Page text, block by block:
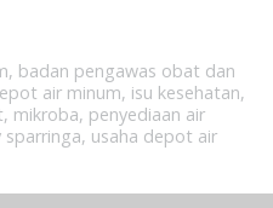
, badan pengawas obat dan
air minum, isu kesehatan,
, mikroba, penyediaan air
sparringa, usaha depot air